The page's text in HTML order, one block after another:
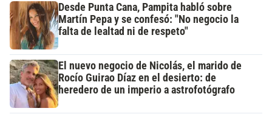
Desde Punta Cana, Pampita habló sobre
Martín Pepa y se confesó: "No negocio la
falta de lealtad ni de respeto"
El nuevo negocio de Nicolás, el marido de
Rocío Guirao Díaz en el desierto: de
heredero de un imperio a astrofotógrafo